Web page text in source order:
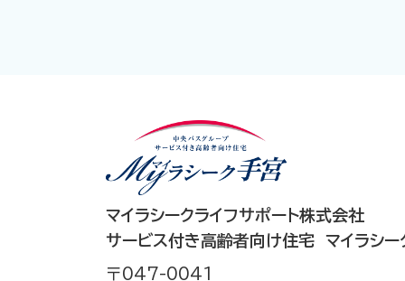
マイラシークライフサポート株式会社
サービス付き高齢者向け住宅 マイラシー
〒047-0041